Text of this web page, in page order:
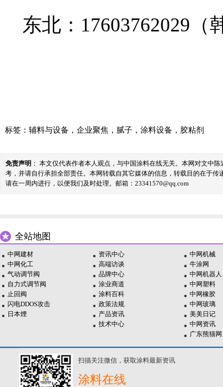
东北：17603762029（
标签： 辅料与设备 ， 企业聚焦 ， 腻子 ， 涂料设备 ， 胶粘剂
免责声明 ： 本文仅代表作者本人观点，与中国涂料在线无关。本网对文中
考，并请自行承担全部责任。本网转载自其它媒体的信息，转载目的在于
请在一周内进行，以便我们及时处理。邮箱：23341570@qq.com
全站地图
中网建材
中网化工
气动调节阀
自力式调节阀
止回阀
闪电DDOS攻击
日本煙
资讯中心
高端访谈
品牌中心
涂业商道
涂料百科
政策法规
产品资讯
技术中心
中网机械
牛涂网
中网机器人
中网塑料
中网橡胶
中网玻璃
美美日记
中网资讯
广东熊猫网
扫描关注微信，获取涂料最新资讯
涂料在线